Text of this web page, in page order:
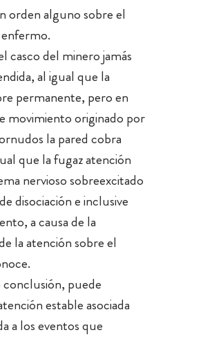
orden alguno sobre el
casco del minero jamás
al igual que la
permanente, pero en
movimiento originado por
la pared cobra
que la fugaz atención
nervioso sobreexcitado
disociación e inclusive
a causa de la
la atención sobre el
puede
estable asociada
a los eventos que